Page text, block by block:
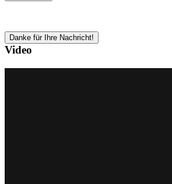
Danke für Ihre Nachricht!
Video